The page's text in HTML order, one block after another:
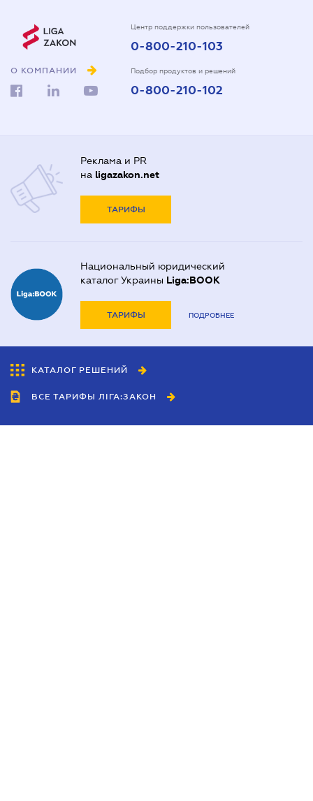
О КОМПАНИИ
Центр поддержки пользователей
0-800-210-103
Подбор продуктов и решений
0-800-210-102
Реклама и PR
на ligazakon.net
ТАРИФЫ
Национальный юридический
каталог Украины Liga:BOOK
ТАРИФЫ ПОДРОБНЕЕ
КАТАЛОГ РЕШЕНИЙ
ВСЕ ТАРИФЫ ЛІГА:ЗАКОН